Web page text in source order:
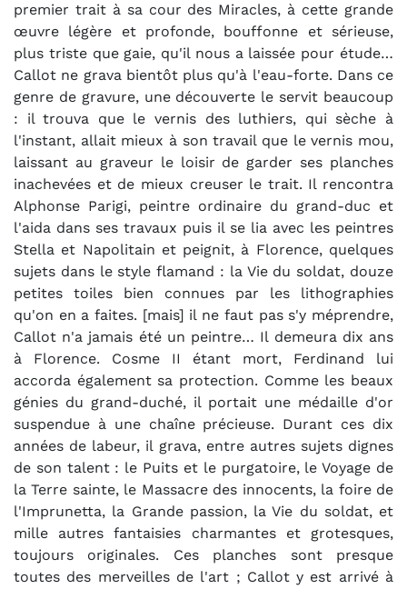
premier trait à sa cour des Miracles, à cette grande
œuvre légère et profonde, bouffonne et sérieuse,
plus triste que gaie, qu'il nous a laissée pour étude…
Callot ne grava bientôt plus qu'à l'eau-forte. Dans ce
genre de gravure, une découverte le servit beaucoup
: il trouva que le vernis des luthiers, qui sèche à
l'instant, allait mieux à son travail que le vernis mou,
laissant au graveur le loisir de garder ses planches
inachevées et de mieux creuser le trait. Il rencontra
Alphonse Parigi, peintre ordinaire du grand-duc et
l'aida dans ses travaux puis il se lia avec les peintres
Stella et Napolitain et peignit, à Florence, quelques
sujets dans le style flamand : la Vie du soldat, douze
petites toiles bien connues par les lithographies
qu'on en a faites. [mais] il ne faut pas s'y méprendre,
Callot n'a jamais été un peintre… Il demeura dix ans
à Florence. Cosme II étant mort, Ferdinand lui
accorda également sa protection. Comme les beaux
génies du grand-duché, il portait une médaille d'or
suspendue à une chaîne précieuse. Durant ces dix
années de labeur, il grava, entre autres sujets dignes
de son talent : le Puits et le purgatoire, le Voyage de
la Terre sainte, le Massacre des innocents, la foire de
l'Imprunetta, la Grande passion, la Vie du soldat, et
mille autres fantaisies charmantes et grotesques,
toujours originales. Ces planches sont presque
toutes des merveilles de l'art ; Callot y est arrivé à